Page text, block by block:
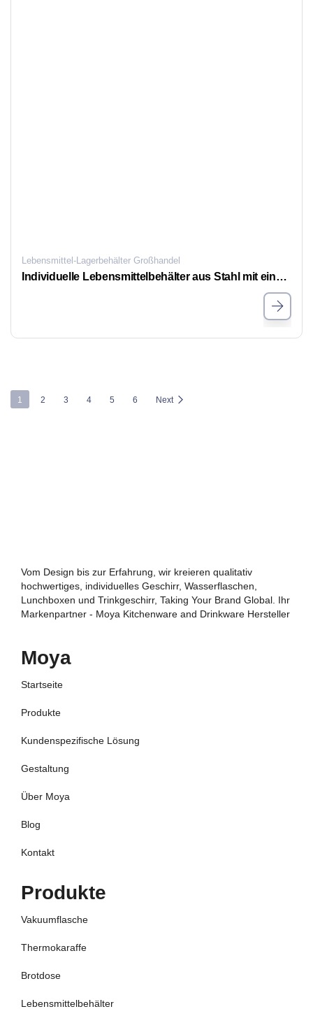
Lebensmittel-Lagerbehälter Großhandel
Individuelle Lebensmittelbehälter aus Stahl mit einem Fassungsvermögen von 420 ml bis 4600 ml
1 2 3 4 5 6 Next
Vom Design bis zur Erfahrung, wir kreieren qualitativ
hochwertiges, individuelles Geschirr, Wasserflaschen,
Lunchboxen und Trinkgeschirr, Taking Your Brand Global. Ihr
Markenpartner - Moya Kitchenware and Drinkware Hersteller
Moya
Startseite
Produkte
Kundenspezifische Lösung
Gestaltung
Über Moya
Blog
Kontakt
Produkte
Vakuumflasche
Thermokaraffe
Brotdose
Lebensmittelbehälter